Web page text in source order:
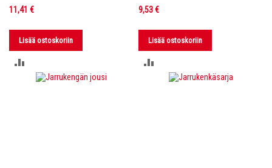
11,41 €
Lisää ostoskoriin
VERTAILUUN
9,53 €
Lisää ostoskoriin
VERTAILUUN